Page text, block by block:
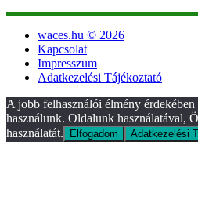
waces.hu © 2026
Kapcsolat
Impresszum
Adatkezelési Tájékoztató
A jobb felhasználói élmény
használunk. Oldalunk használatával,
használatát.
Elfogadom Adatkezelési